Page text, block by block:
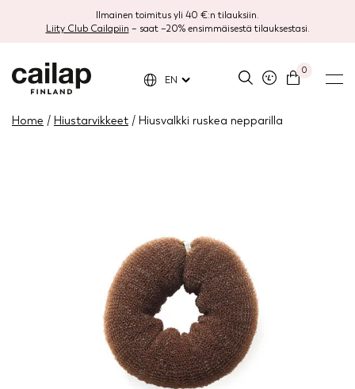
Ilmainen toimitus yli 40 €:n tilauksiin.
Liity Club Cailapiin – saat –20% ensimmäisestä tilauksestasi.
0
EN
Home / Hiustarvikkeet / Hiusvalkki ruskea nepparilla